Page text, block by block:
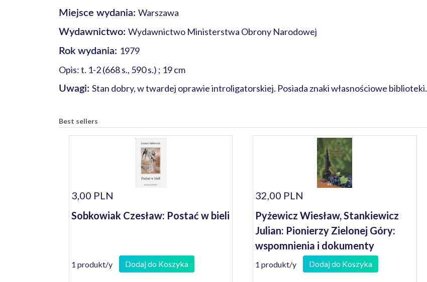
Miejsce wydania: Warszawa
Wydawnictwo: Wydawnictwo Ministerstwa Obrony Narodowej
Rok wydania: 1979
Opis: t. 1-2 (668 s., 590 s.) ; 19 cm
Uwagi: Stan dobry, w twardej oprawie introligatorskiej. Posiada znaki własnościowe biblioteki.
Best sellers
3,00 PLN
Sobkowiak Czesław: Postać w bieli
1 produkt/y Dodaj do Koszyka
32,00 PLN
Pyżewicz Wiesław, Stankiewicz
Julian: Pionierzy Zielonej Góry:
wspomnienia i dokumenty
1 produkt/y Dodaj do Koszyka